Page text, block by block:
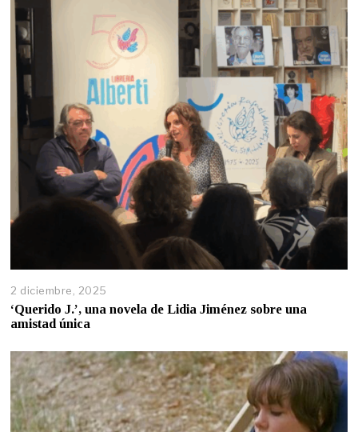
2 diciembre, 2025
‘Querido J.’, una novela de Lidia Jiménez sobre una
amistad única